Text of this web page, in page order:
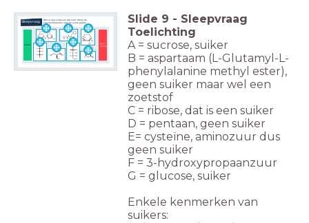
Sleepvraag Wat is een suiker en wat niet?Sleep de
structuurformulesnaar de juiste plaats.
suiker
geen
suiker
Slide 9 - Sleepvraag
Toelichting
A = sucrose, suiker
B = aspartaam (L-Glutamyl-L-
phenylalanine methyl ester),
geen suiker maar wel een
zoetstof
C = ribose, dat is een suiker
D = pentaan, geen suiker
E= cysteïne, aminozuur dus
geen suiker
F = 3-hydroxypropaanzuur
G = glucose, suiker
Enkele kenmerken van
suikers: